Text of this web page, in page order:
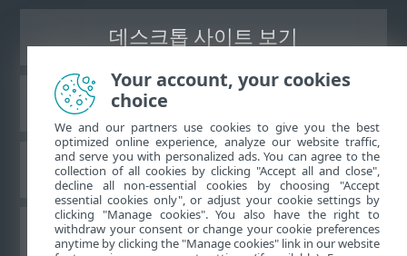
데스크톱 사이트 보기
ESET 지식 베이스
ESET 포럼
국가별 지원
Your account, your cookies
choice
We and our partners use cookies to give you the best
optimized online experience, analyze our website traffic,
and serve you with personalized ads. You can agree to the
collection of all cookies by clicking "Accept all and close",
decline all non-essential cookies by choosing "Accept
essential cookies only", or adjust your cookie settings by
clicking "Manage cookies". You also have the right to
withdraw your consent or change your cookie preferences
anytime by clicking the "Manage cookies" link in our website